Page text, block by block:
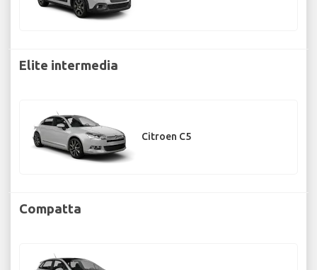
Elite intermedia
Citroen C5
Compatta